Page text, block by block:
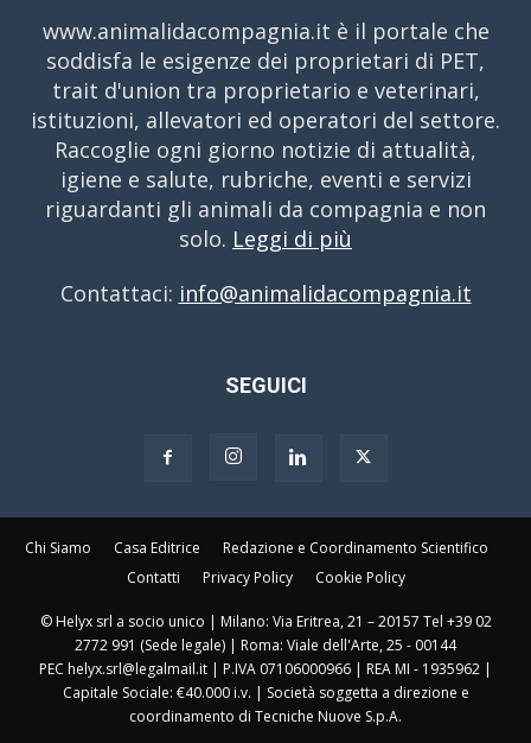
www.animalidacompagnia.it è il portale che
soddisfa le esigenze dei proprietari di PET,
trait d'union tra proprietario e veterinari,
istituzioni, allevatori ed operatori del settore.
Raccoglie ogni giorno notizie di attualità,
igiene e salute, rubriche, eventi e servizi
riguardanti gli animali da compagnia e non
solo. Leggi di più
Contattaci: info@animalidacompagnia.it
SEGUICI
Chi Siamo Casa Editrice
Redazione e Coordinamento Scientifico
Contatti
Privacy Policy Cookie Policy
© Helyx srl a socio unico | Milano: Via Eritrea, 21 – 20157 Tel +39 02
2772 991 (Sede legale) | Roma: Viale dell'Arte, 25 - 00144
PEC helyx.srl@legalmail.it | P.IVA 07106000966 | REA MI - 1935962 |
Capitale Sociale: €40.000 i.v. | Società soggetta a direzione e
coordinamento di Tecniche Nuove S.p.A.